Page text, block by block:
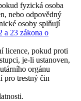
fyzická osoba
nebo odpovědný
osoby splňují
a 23 zákona o
licence, pokud proti
je-li ustanoven,
orgánu
pro trestný čin